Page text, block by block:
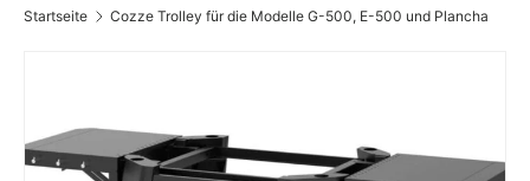
Startseite Cozze Trolley für die Modelle G-500, E-500 und Plancha